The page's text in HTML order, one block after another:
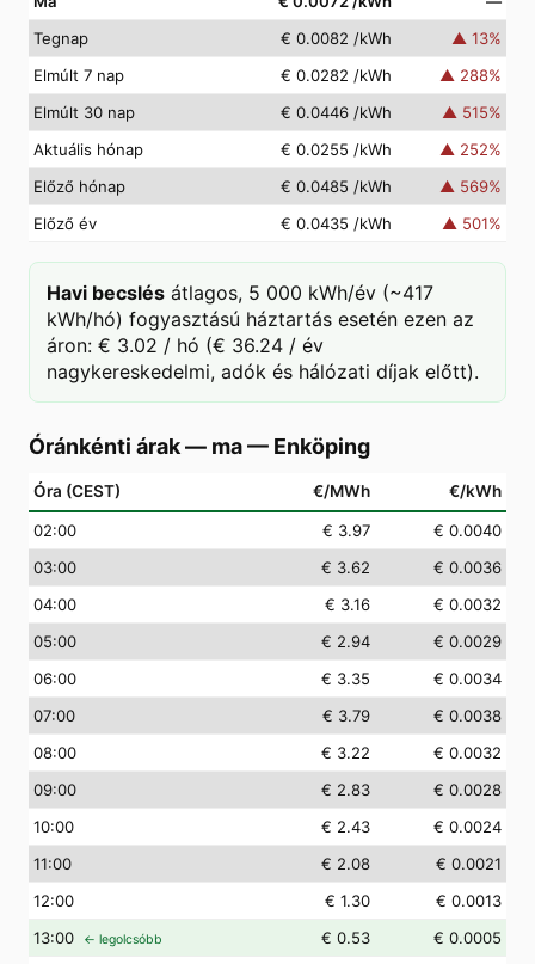
Tegnap
€ 0.0082 /kWh ▲ 13%
Elmúlt 7 nap
€ 0.0282 /kWh ▲ 288%
Elmúlt 30 nap
€ 0.0446 /kWh ▲ 515%
Aktuális hónap
€ 0.0255 /kWh ▲ 252%
Előző hónap
€ 0.0485 /kWh ▲ 569%
Előző év
€ 0.0435 /kWh ▲ 501%
Havi becslés átlagos, 5 000 kWh/év (~417
kWh/hó) fogyasztású háztartás esetén ezen az
áron: € 3.02 / hó (€ 36.24 / év
nagykereskedelmi, adók és hálózati díjak előtt).
Óránkénti árak — ma— Enköping
Óra (CEST) €/MWh €/kWh
02:00 € 3.97
€ 0.0040
03:00 € 3.62
€ 0.0036
04:00 € 3.16
€ 0.0032
05:00 € 2.94
€ 0.0029
06:00 € 3.35
€ 0.0034
07:00 € 3.79
€ 0.0038
08:00 € 3.22
€ 0.0032
09:00 € 2.83
€ 0.0028
10:00 € 2.43
€ 0.0024
11:00 € 2.08
€ 0.0021
12:00 € 1.30
€ 0.0013
13:00 ← legolcsóbb € 0.53
€ 0.0005